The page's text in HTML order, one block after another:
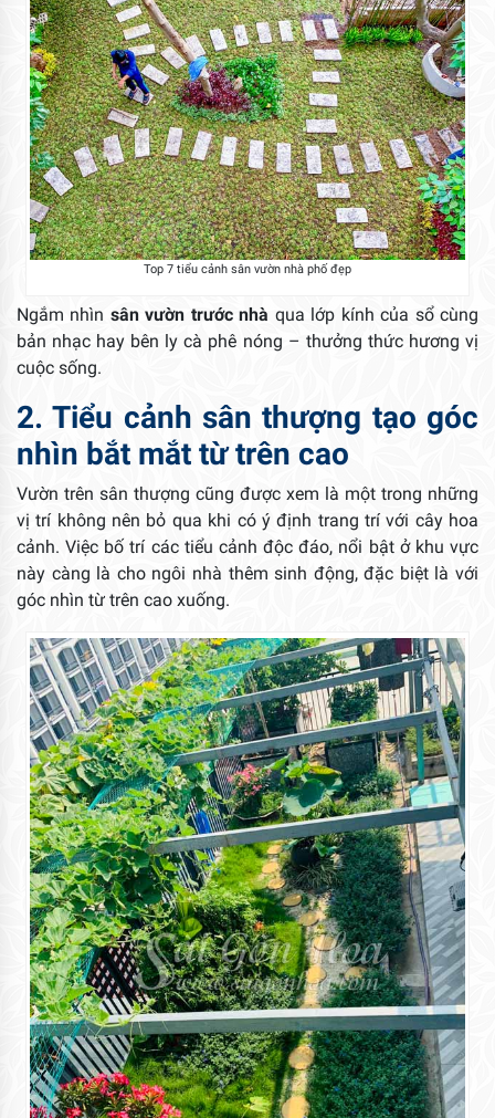
Top 7 tiểu cảnh sân vườn nhà phố đẹp
Ngắm nhìn sân vườn trước nhà qua lớp kính của sổ cùng
bản nhạc hay bên ly cà phê nóng – thưởng thức hương vị
cuộc sống.
2. Tiểu cảnh sân thượng tạo góc
nhìn bắt mắt từ trên cao
Vườn trên sân thượng cũng được xem là một trong những
vị trí không nên bỏ qua khi có ý định trang trí với cây hoa
cảnh. Việc bố trí các tiểu cảnh độc đáo, nổi bật ở khu vực
này càng là cho ngôi nhà thêm sinh động, đặc biệt là với
góc nhìn từ trên cao xuống.